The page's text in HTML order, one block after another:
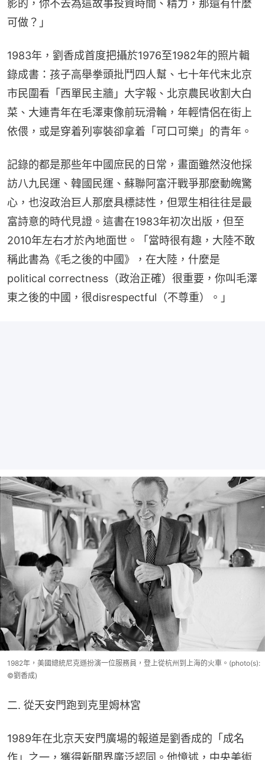
影的，你不去為這故事投資時間、精力，那還有什麼
可做？」
1983年，劉香成首度把攝於1976至1982年的照片輯
錄成書：孩子高舉拳頭批鬥四人幫、七十年代末北京
市民圍看「西單民主牆」大字報、北京農民收割大白
菜、大連青年在毛澤東像前玩滑輪，年輕情侶在街上
依偎，或是穿着列寧裝卻拿着「可口可樂」的青年。
記錄的都是那些年中國庶民的日常，畫面雖然沒他採
訪八九民運、韓國民運、蘇聯阿富汗戰爭那麼動魄驚
心，也沒政治巨人那麼具標誌性，但眾生相往往是最
富詩意的時代見證。這書在1983年初次出版，但至
2010年左右才於內地面世。「當時很有趣，大陸不敢
稱此書為《毛之後的中國》，在大陸，什麼是
political correctness（政治正確）很重要，你叫毛澤
東之後的中國，很disrespectful（不尊重）。」
1982年，美國總統尼克遜扮演一位服務員，登上從杭州到上海的火車。(photo(s):
©劉香成)
二. 從天安門跑到克里姆林宮
1989年在北京天安門廣場的報道是劉香成的「成名
作」之一，獲得新聞界廣泛認同。他憶述，中央美術